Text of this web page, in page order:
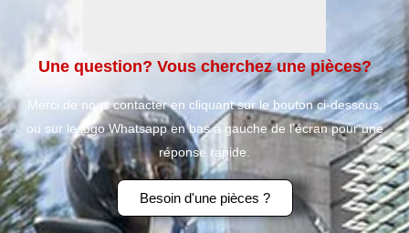
Une question? Vous cherchez une pièces?
Merci de nous contacter en cliquant sur le bouton ci-dessous,
ou sur le logo Whatsapp en bas à gauche de l’écran pour une
réponse rapide.
Besoin d'une pièces ?